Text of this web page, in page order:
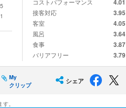
5
1
コストパフォーマンス 4.01
接客対応 3.95
客室 4.05
風呂 3.64
食事 3.87
バリアフリー 3.79
My
クリップ
シェア
。